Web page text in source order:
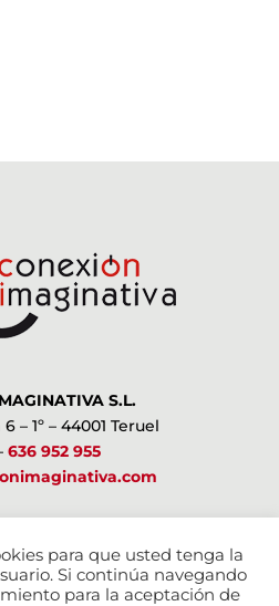
S.L.
– 1º – 44001 Teruel
636 952 955
para que usted tenga la
Si continúa navegando
para la aceptación de